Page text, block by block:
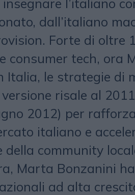
dall’italiano
Forte di oltre
consumer tech, ora
Italia, le strategie di
risale al
2012) per
italiano e
della community
Marta Bonzanini
ad alta